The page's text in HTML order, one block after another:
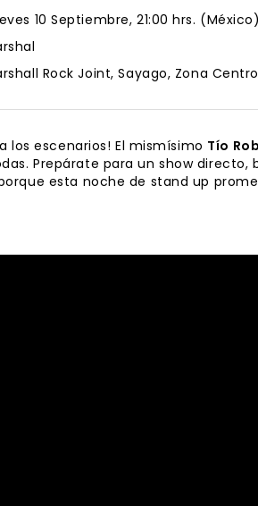
10 Septiembre, 21:00 hrs. (México)
Rock Joint, Sayago, Zona
los escenarios! El mismísimo Tío
Prepárate para un show
esta noche de stand up